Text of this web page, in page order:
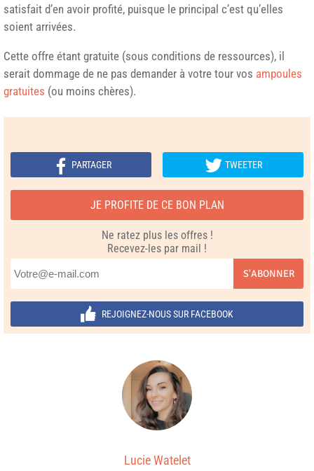
satisfait d’en avoir profité, puisque le principal c’est qu’elles
soient arrivées.
Cette offre étant gratuite (sous conditions de ressources), il
serait dommage de ne pas demander à votre tour vos ampoules
gratuites (ou moins chères).
PARTAGER TWEETER
JE PROFITE DE CE BON PLAN
Ne ratez plus les offres !
Recevez-les par mail !
S'ABONNER
REJOIGNEZ-NOUS SUR FACEBOOK
Lucie Watelet